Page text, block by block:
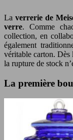
La verrerie de
verre. Comme
collection, en
également
véritable carton. Dès
la rupture de stock
La première